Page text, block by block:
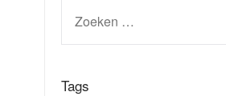
NAAR:
Tags